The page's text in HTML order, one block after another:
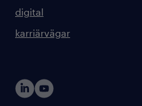
digital
karriärvägar